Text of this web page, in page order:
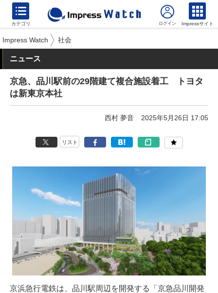
カテゴリ Impressサイト
Impress Watch 社会
ニュース
京急、品川駅前の29階建て複合施設着工 トヨタ
は新東京本社
西村 夢音 2025年5月26日 17:05
リスト
京浜急行電鉄は、品川駅周辺を開発する「京急品川開発